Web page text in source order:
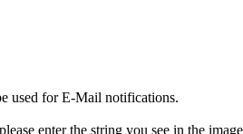
used for E-Mail notifications.
enter the string you see in the